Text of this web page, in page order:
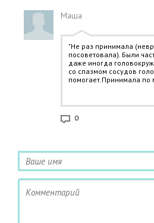
Маша
"Не раз принимала
посоветовала). Были
даже иногда
со спазмом сосудов
помогает.Принимала по
назначали при
принимал во второй
хороший эффект
0